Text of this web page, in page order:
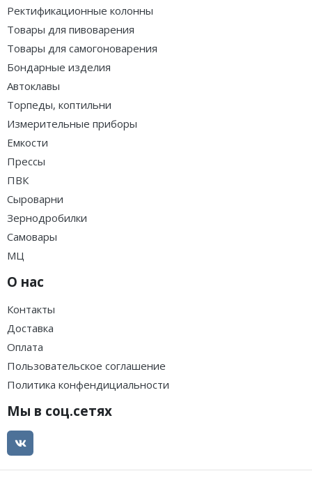
Ректификационные колонны
Товары для пивоварения
Товары для самогоноварения
Бондарные изделия
Автоклавы
Торпеды, коптильни
Измерительные приборы
Емкости
Прессы
ПВК
Сыроварни
Зернодробилки
Самовары
МЦ
О нас
Контакты
Доставка
Оплата
Пользовательское соглашение
Политика конфендициальности
Мы в соц.сетях